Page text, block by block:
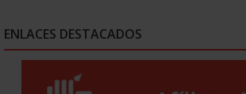
ENLACES DESTACADOS